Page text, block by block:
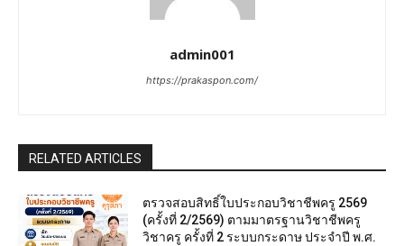
admin001
https://prakaspon.com/
RELATED ARTICLES
ตรวจสอบสิทธิ์ใบประกอบวิชาชีพครู 2569
(ครั้งที่ 2/2569) ตามมาตรฐานวิชาชีพครู
วิชาครู ครั้งที่ 2 ระบบกระดาษ ประจำปี พ.ศ.